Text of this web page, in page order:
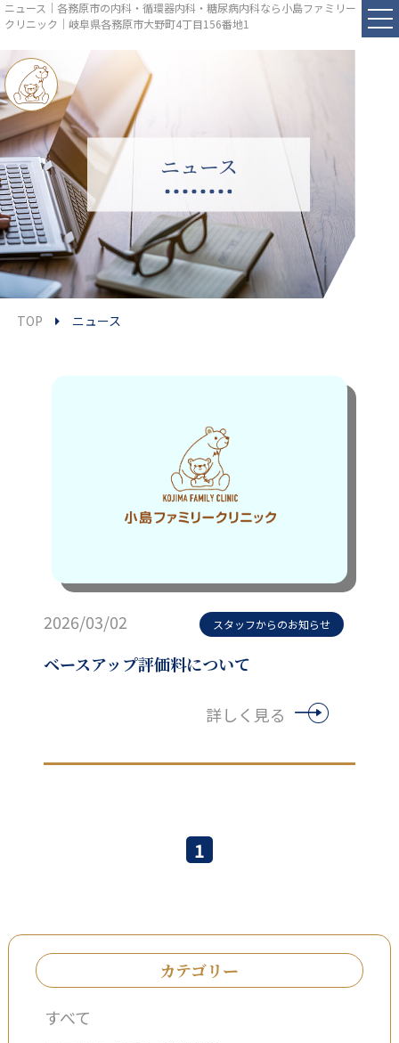
ニュース｜各務原市の内科・循環器内科・糖尿病内科なら小島ファミリー
クリニック｜岐阜県各務原市大野町4丁目156番地1
ニュース
TOP ニュース
2026/03/02 スタッフからのお知らせ
ベースアップ評価料について
詳しく見る
1
カテゴリー
すべて